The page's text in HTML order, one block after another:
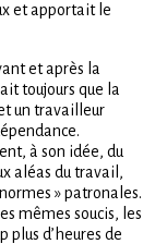
et apportait le
et après la
toujours que la
un travailleur
à son idée, du
aléas du travail,
» patronales.
mêmes soucis, les
plus d’heures de